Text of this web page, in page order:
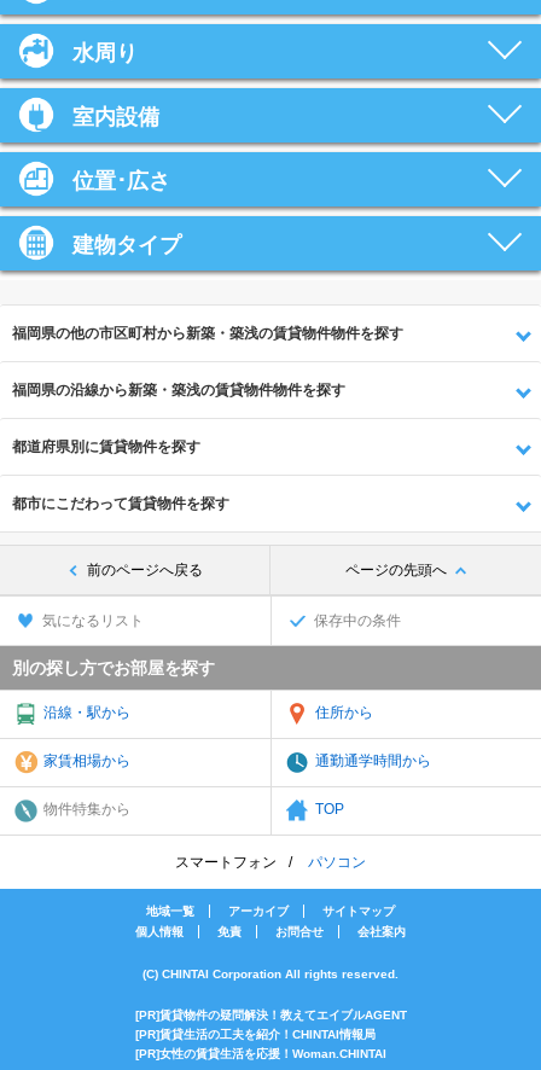
水周り
室内設備
位置･広さ
建物タイプ
福岡県の他の市区町村から新築・築浅の賃貸物件物件を探す
福岡県の沿線から新築・築浅の賃貸物件物件を探す
都道府県別に賃貸物件を探す
都市にこだわって賃貸物件を探す
前のページへ戻る ページの先頭へ
気になるリスト 保存中の条件
別の探し方でお部屋を探す
沿線・駅から 住所から
家賃相場から 通勤通学時間から
物件特集から TOP
スマートフォン パソコン
地域一覧 アーカイブ
サイトマップ
個人情報
免責 お問合せ 会社案内
(C) CHINTAI Corporation All rights reserved.
[PR]賃貸物件の疑問解決！教えてエイブルAGENT
[PR]賃貸生活の工夫を紹介！CHINTAI情報局
[PR]女性の賃貸生活を応援！Woman.CHINTAI